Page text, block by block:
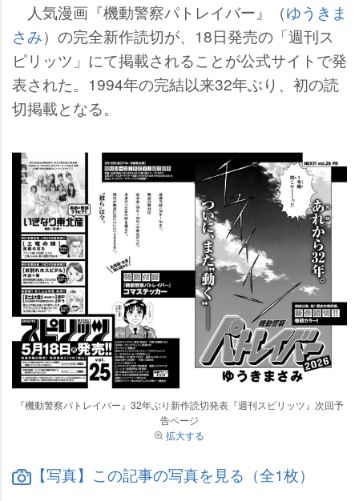
人気漫画『機動警察パトレイバー』（ゆうきま
さみ）の完全新作読切が、18日発売の「週刊ス
ピリッツ」にて掲載されることが公式サイトで発
表された。1994年の完結以来32年ぶり、初の読
切掲載となる。
『機動警察パトレイバー』32年ぶり新作読切発表『週刊スピリッツ』次回予
告ページ
拡大する
【写真】この記事の写真を見る（全1枚）